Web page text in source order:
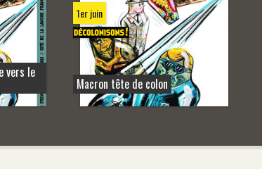
vers le
1er juin
Macron tête de colon